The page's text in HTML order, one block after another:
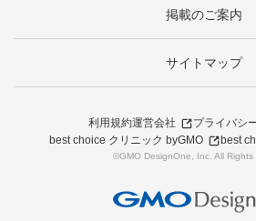
掲載のご案内
サイトマップ
利用規約運営会社
プライバシ
best choice クリニック byGMO
best
©GMO DesignOne, Inc. All Rights